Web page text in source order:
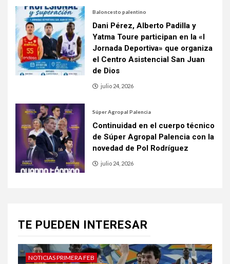
Baloncesto palentino
Dani Pérez, Alberto Padilla y
Yatma Toure participan en la «I
Jornada Deportiva» que organiza
el Centro Asistencial San Juan
de Dios
julio 24, 2026
Súper Agropal Palencia
Continuidad en el cuerpo técnico
de Súper Agropal Palencia con la
novedad de Pol Rodríguez
julio 24, 2026
TE PUEDEN INTERESAR
NOTICIAS PRIMERA FEB